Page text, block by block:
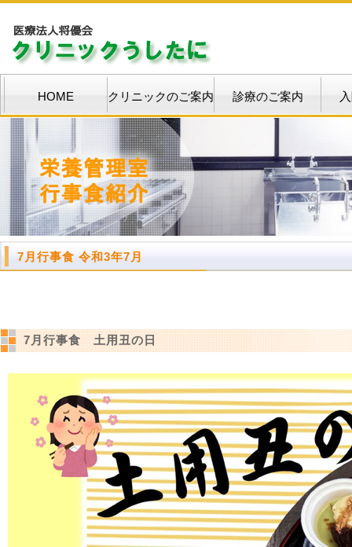
HOME クリニックのご案内 診療のご案内
7月行事食 令和3年7月
7月行事食 土用丑の日